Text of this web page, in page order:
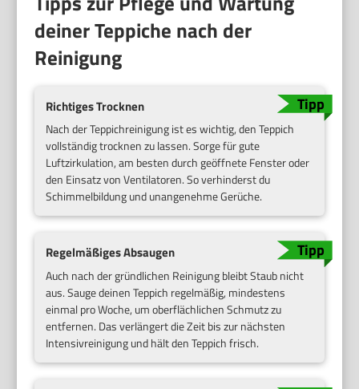
deiner Teppiche nach der
Reinigung
Richtiges Trocknen
Nach der Teppichreinigung ist es wichtig, den Teppich
vollständig trocknen zu lassen. Sorge für gute
Luftzirkulation, am besten durch geöffnete Fenster oder
den Einsatz von Ventilatoren. So verhinderst du
Schimmelbildung und unangenehme Gerüche.
Regelmäßiges Absaugen
Auch nach der gründlichen Reinigung bleibt Staub nicht
aus. Sauge deinen Teppich regelmäßig, mindestens
einmal pro Woche, um oberflächlichen Schmutz zu
entfernen. Das verlängert die Zeit bis zur nächsten
Intensivreinigung und hält den Teppich frisch.